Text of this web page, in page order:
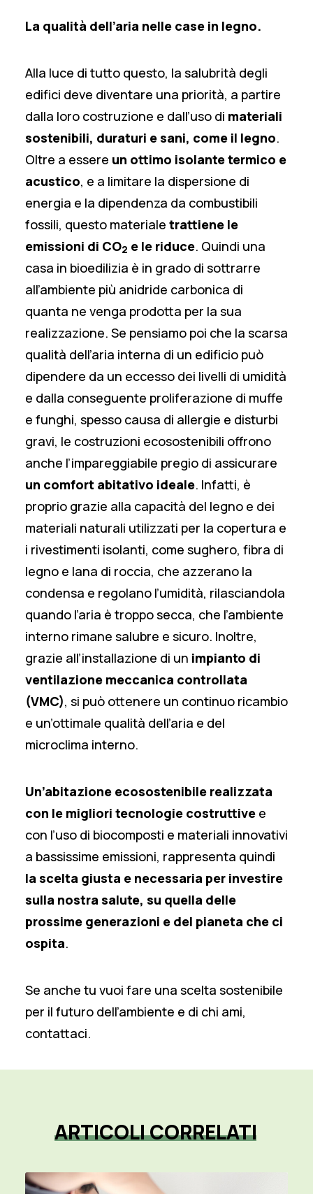
La qualità dell’aria nelle case in legno.
Alla luce di tutto questo, la salubrità degli
edifici deve diventare una priorità, a partire
dalla loro costruzione e dall’uso di materiali
sostenibili, duraturi e sani, come il legno.
Oltre a essere un ottimo isolante termico e
acustico, e a limitare la dispersione di
energia e la dipendenza da combustibili
fossili, questo materiale trattiene le
emissioni di CO2 e le riduce. Quindi una
casa in bioedilizia è in grado di sottrarre
all’ambiente più anidride carbonica di
quanta ne venga prodotta per la sua
realizzazione. Se pensiamo poi che la scarsa
qualità dell’aria interna di un edificio può
dipendere da un eccesso dei livelli di umidità
e dalla conseguente proliferazione di muffe
e funghi, spesso causa di allergie e disturbi
gravi, le costruzioni ecosostenibili offrono
anche l’impareggiabile pregio di assicurare
un comfort abitativo ideale. Infatti, è
proprio grazie alla capacità del legno e dei
materiali naturali utilizzati per la copertura e
i rivestimenti isolanti, come sughero, fibra di
legno e lana di roccia, che azzerano la
condensa e regolano l’umidità, rilasciandola
quando l’aria è troppo secca, che l’ambiente
interno rimane salubre e sicuro. Inoltre,
grazie all’installazione di un impianto di
ventilazione meccanica controllata
(VMC), si può ottenere un continuo ricambio
e un’ottimale qualità dell’aria e del
microclima interno.
Un’abitazione ecosostenibile realizzata
con le migliori tecnologie costruttive e
con l’uso di biocomposti e materiali innovativi
a bassissime emissioni, rappresenta quindi
la scelta giusta e necessaria per investire
sulla nostra salute, su quella delle
prossime generazioni e del pianeta che ci
ospita.
Se anche tu vuoi fare una scelta sostenibile
per il futuro dell’ambiente e di chi ami,
contattaci.
ARTICOLICORRELATI